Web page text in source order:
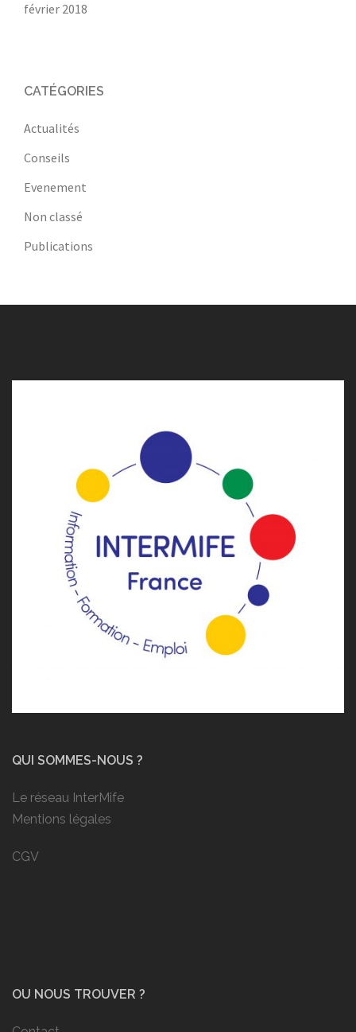
février 2018
CATÉGORIES
Actualités
Conseils
Evenement
Non classé
Publications
QUI SOMMES-NOUS ?
Le réseau InterMife
Mentions légales
CGV
OU NOUS TROUVER ?